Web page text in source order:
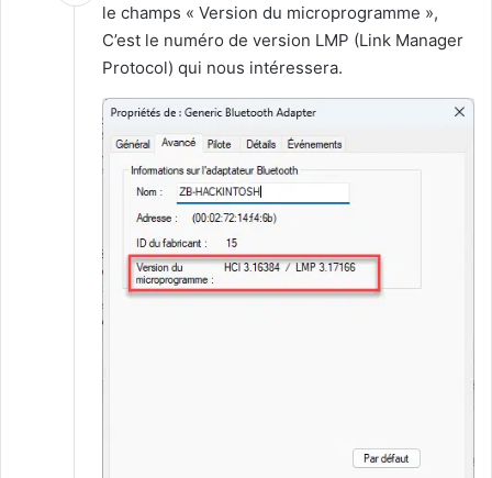
le champs « Version du microprogramme »,
C’est le numéro de version LMP (Link Manager
Protocol) qui nous intéressera.